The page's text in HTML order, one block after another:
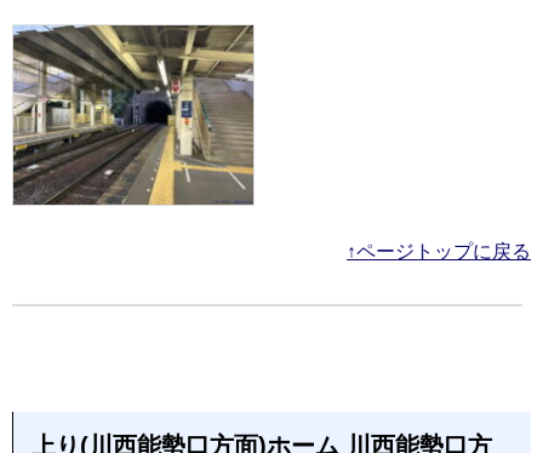
↑ページトップに戻る
上り(川西能勢口方面)ホーム 川西能勢口方